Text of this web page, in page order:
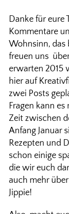
Danke für eure
Kommentare
Wohnsinn, das
freuen uns
erwarten 2015
hier auf
zwei Posts
Fragen kann
Zeit zwischen
Anfang Januar
Rezepten und
schon einige
die wir euch
auch mehr
Jippie!